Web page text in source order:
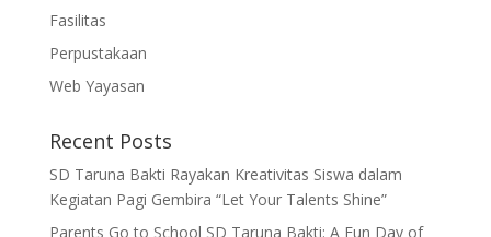
Fasilitas
Perpustakaan
Web Yayasan
Recent Posts
SD Taruna Bakti Rayakan Kreativitas Siswa dalam
Kegiatan Pagi Gembira “Let Your Talents Shine”
Parents Go to School SD Taruna Bakti: A Fun Day of